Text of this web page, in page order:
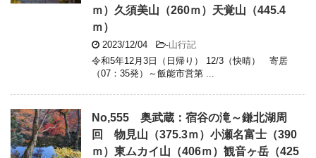
ｍ）久須美山（260ｍ）天覚山（445.4
ｍ）
2023/12/04 -山行記
令和5年12月3日（日帰り） 12/3（快晴） 寄居
（07：35発）～飯能市営第 ...
No,555 奥武蔵：宿谷の滝～鎌北湖周
回 物見山（375.3ｍ）小瀬名富士（390
ｍ）東ムカイ山（406ｍ）観音ヶ岳（425